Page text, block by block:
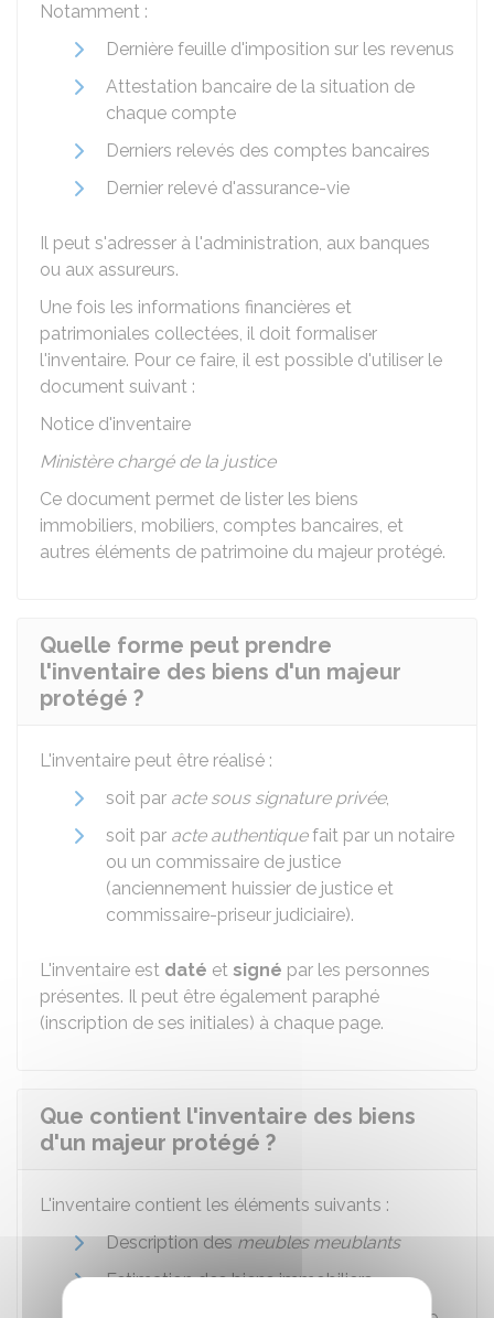
Notamment :
Dernière feuille d'imposition sur les revenus
Attestation bancaire de la situation de
chaque compte
Derniers relevés des comptes bancaires
Dernier relevé d'assurance-vie
Il peut s'adresser à l'administration, aux banques
ou aux assureurs.
Une fois les informations financières et
patrimoniales collectées, il doit formaliser
l'inventaire. Pour ce faire, il est possible d'utiliser le
document suivant :
Notice d'inventaire
Ministère chargé de la justice
Ce document permet de lister les biens
immobiliers, mobiliers, comptes bancaires, et
autres éléments de patrimoine du majeur protégé.
Quelle forme peut prendre
l'inventaire des biens d'un majeur
protégé ?
L'inventaire peut être réalisé :
soit par acte sous signature privée,
soit par acte authentiquefait par un notaire
ou un commissaire de justice
(anciennement huissier de justice et
commissaire-priseur judiciaire).
L'inventaire est daté et signé par les personnes
présentes. Il peut être également paraphé
(inscription de ses initiales) à chaque page.
Que contient l'inventaire des biens
d'un majeur protégé ?
L'inventaire contient les éléments suivants :
Description desmeubles meublants
Estimation des biens immobiliers